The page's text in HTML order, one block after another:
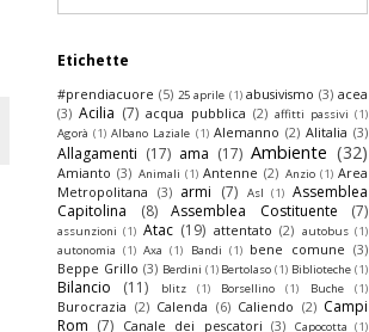
Etichette
#prendiacuore (5) 25 aprile (1) abusivismo (3) acea
(3) Acilia (7) acqua pubblica (2) affitti passivi (1)
Agorà (1) Albano Laziale (1) Alemanno (2) Alitalia (3)
Allagamenti (17) ama (17) Ambiente (32)
Amianto (3) Animali (1) Antenne (2) Anzio (1) Area
Metropolitana (3) armi (7) Asl (1) Assemblea
Capitolina
(8) Assemblea Costituente (7)
assunzioni (1) Atac (19) attentato (2) autobus (1)
autonomia (1) Axa (1) Bandi (1) bene comune (3)
Beppe Grillo (3) Berdini (1) Bertolaso (1) Biblioteche (1)
Bilancio (11) blitz (1) Borsellino (1) Buche (1)
Burocrazia (2) Calenda (6) Caliendo (2) Campi
Rom (7) Canale dei pescatori (3) Capocotta (1)